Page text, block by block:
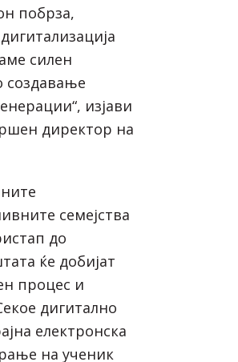
побрза,
силен
создавање
изјави
директор на
семејства
до
ќе добијат
процес и
дигитално
електронска
на ученик